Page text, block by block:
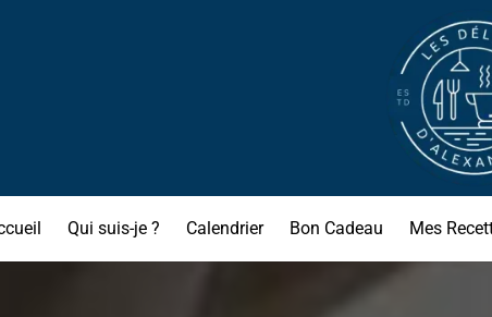
Qui suis-je ? Calendrier Bon Cadeau Mes